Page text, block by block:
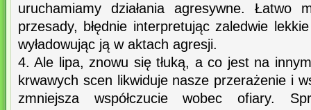
uruchamiamy działania agresywne. Łatwo
przesady, błędnie interpretując zaledwie
wyładowując ją w aktach agresji.
4. Ale lipa, znowu się tłuką, a co jest na
krwawych scen likwiduje nasze przerażenie i
zmniejsza współczucie wobec ofiary.